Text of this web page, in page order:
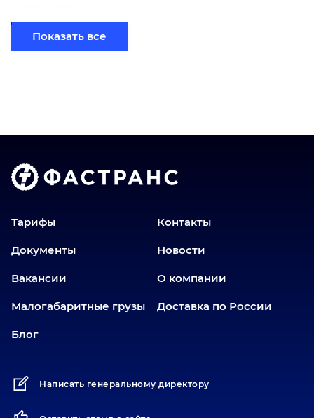
Березники
Бийск
Братск
Голышманово
Екатеринбург
Еткуль
Златоуст
Иваново
Иркутск
Калининград
Карабаш
Показать все
Тарифы Контакты
Документы Новости
Вакансии О компании
Малогабаритные грузы Доставка по России
Блог
Написать генеральному директору